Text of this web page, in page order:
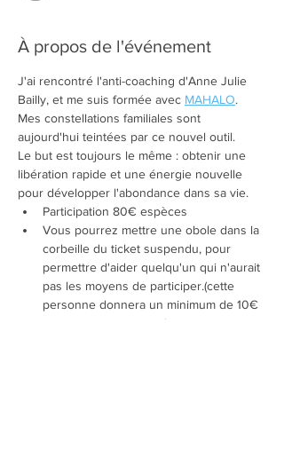
À propos de l'événement
J'ai rencontré l'anti-coaching d'Anne Julie
Bailly, et me suis formée avec MAHALO.
Mes constellations familiales sont
aujourd'hui teintées par ce nouvel outil.
Le but est toujours le même : obtenir une
libération rapide et une énergie nouvelle
pour développer l'abondance dans sa vie.
Participation 80€ espèces
Vous pourrez mettre une obole dans la
corbeille du ticket suspendu, pour
permettre d'aider quelqu'un qui n'aurait
pas les moyens de participer.(cette
personne donnera un minimum de 10€
pour son engagement)